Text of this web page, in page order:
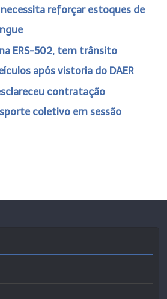
necessita reforçar estoques de
ERS-502, tem trânsito
após vistoria do DAER
contratação
coletivo em sessão